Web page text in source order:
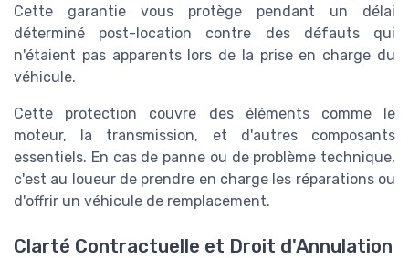
Cette garantie vous protège pendant un délai
déterminé post-location contre des défauts qui
n'étaient pas apparents lors de la prise en charge du
véhicule.
Cette protection couvre des éléments comme le
moteur, la transmission, et d'autres composants
essentiels. En cas de panne ou de problème technique,
c'est au loueur de prendre en charge les réparations ou
d'offrir un véhicule de remplacement.
Clarté Contractuelle et Droit d'Annulation